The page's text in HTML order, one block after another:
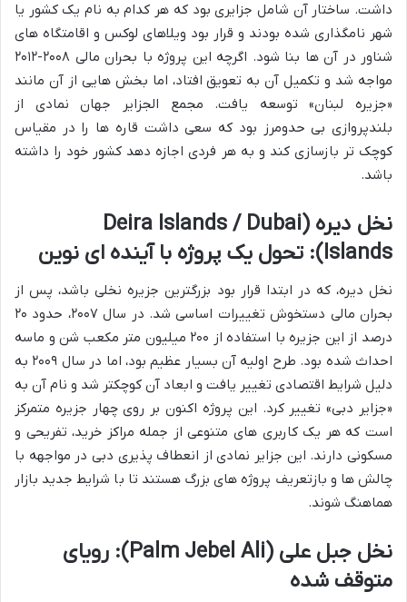
داشت. ساختار آن شامل جزایری بود که هر کدام به نام یک کشور یا
شهر نامگذاری شده بودند و قرار بود ویلاهای لوکس و اقامتگاه های
شناور در آن ها بنا شود. اگرچه این پروژه با بحران مالی ۲۰۰۸-۲۰۱۲
مواجه شد و تکمیل آن به تعویق افتاد، اما بخش هایی از آن مانند
«جزیره لبنان» توسعه یافت. مجمع الجزایر جهان نمادی از
بلندپروازی بی حدومرز بود که سعی داشت قاره ها را در مقیاس
کوچک تر بازسازی کند و به هر فردی اجازه دهد کشور خود را داشته
باشد.
نخل دیره (Deira Islands / Dubai
Islands): تحول یک پروژه با آینده ای نوین
نخل دیره، که در ابتدا قرار بود بزرگترین جزیره نخلی باشد، پس از
بحران مالی دستخوش تغییرات اساسی شد. در سال ۲۰۰۷، حدود ۲۰
درصد از این جزیره با استفاده از ۲۰۰ میلیون متر مکعب شن و ماسه
احداث شده بود. طرح اولیه آن بسیار عظیم بود، اما در سال ۲۰۰۹ به
دلیل شرایط اقتصادی تغییر یافت و ابعاد آن کوچکتر شد و نام آن به
«جزایر دبی» تغییر کرد. این پروژه اکنون بر روی چهار جزیره متمرکز
است که هر یک کاربری های متنوعی از جمله مراکز خرید، تفریحی و
مسکونی دارند. این جزایر نمادی از انعطاف پذیری دبی در مواجهه با
چالش ها و بازتعریف پروژه های بزرگ هستند تا با شرایط جدید بازار
هماهنگ شوند.
نخل جبل علی (Palm Jebel Ali): رویای
متوقف شده